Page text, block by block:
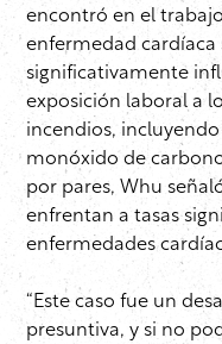
encontró en el
enfermedad cardíaca
significativamente
exposición laboral a
incendios, incluyendo
monóxido de
por pares, Whu
enfrentan a tasas
enfermedades
“Este caso fue un
presuntiva, y si no